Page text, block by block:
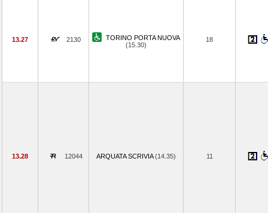
13.27 2130
TORINO PORTA NUOVA
(15.30)
18
13.28 12044 ARQUATA SCRIVIA(14.35) 11